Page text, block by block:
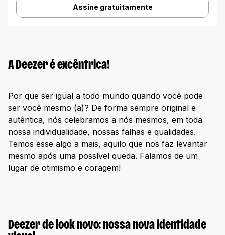
Assine gratuitamente
A Deezer é excêntrica!
Por que ser igual a todo mundo quando você pode
ser você mesmo (a)? De forma sempre original e
autêntica, nós celebramos a nós mesmos, em toda
nossa individualidade, nossas falhas e qualidades.
Temos esse algo a mais, aquilo que nos faz levantar
mesmo após uma possível queda. Falamos de um
lugar de otimismo e coragem!
Deezer de look novo: nossa nova identidade